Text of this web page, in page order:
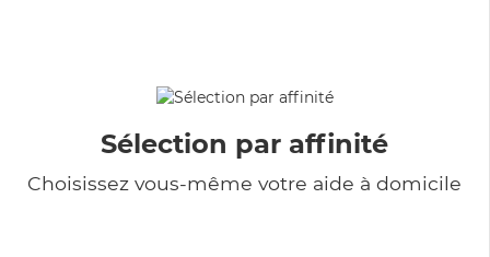
Sélection par affinité
Choisissez vous-même votre aide à domicile